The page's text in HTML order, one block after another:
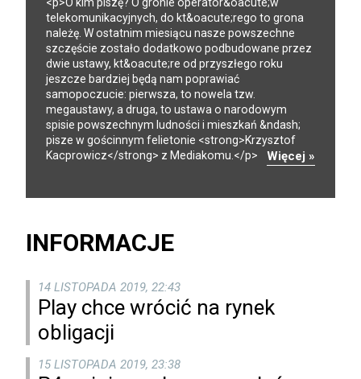
telekomunikacyjnych, do kt&oacute;rego to grona
należę. W ostatnim miesiącu nasze powszechne
szczęście zostało dodatkowo podbudowane przez
dwie ustawy, kt&oacute;re od przyszłego roku
jeszcze bardziej będą nam poprawiać
samopoczucie: pierwsza, to nowela tzw.
megaustawy, a druga, to ustawa o narodowym
spisie powszechnym ludności i mieszkań &ndash;
pisze w gościnnym felietonie <strong>Krzysztof
Kacprowicz</strong> z Mediakomu.</p>
Więcej »
INFORMACJE
14 LISTOPADA 2019, 22:43
Play chce wrócić na rynek
obligacji
15 LISTOPADA 2019, 23:38